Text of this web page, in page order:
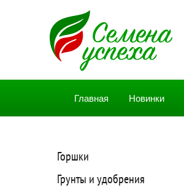
Главная Новинки
Горшки
Грунты и удобрения